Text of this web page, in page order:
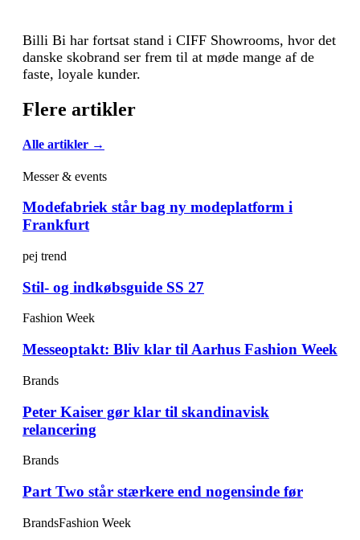
Billi Bi har fortsat stand i CIFF Showrooms, hvor det
danske skobrand ser frem til at møde mange af de
faste, loyale kunder.
Flere artikler
Alle artikler →
Messer & events
Modefabriek står bag ny modeplatform i
Frankfurt
pej trend
Stil- og indkøbsguide SS 27
Fashion Week
Messeoptakt: Bliv klar til Aarhus Fashion Week
Brands
Peter Kaiser gør klar til skandinavisk
relancering
Brands
Part Two står stærkere end nogensinde før
BrandsFashion Week